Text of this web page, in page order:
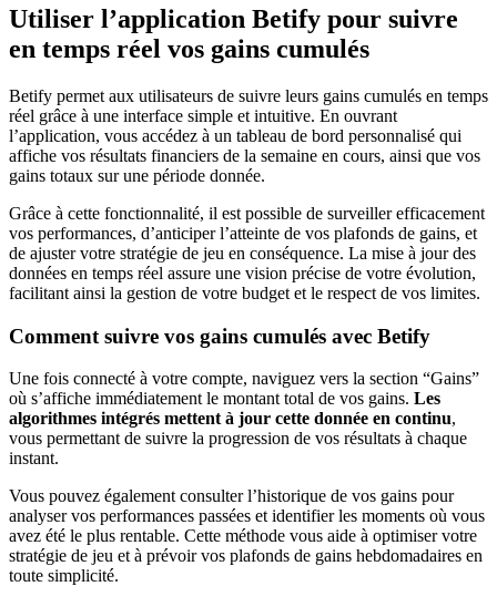
Utiliser l’application Betify pour suivre
en temps réel vos gains cumulés
Betify permet aux utilisateurs de suivre leurs gains cumulés en temps
réel grâce à une interface simple et intuitive. En ouvrant
l’application, vous accédez à un tableau de bord personnalisé qui
affiche vos résultats financiers de la semaine en cours, ainsi que vos
gains totaux sur une période donnée.
Grâce à cette fonctionnalité, il est possible de surveiller efficacement
vos performances, d’anticiper l’atteinte de vos plafonds de gains, et
de ajuster votre stratégie de jeu en conséquence. La mise à jour des
données en temps réel assure une vision précise de votre évolution,
facilitant ainsi la gestion de votre budget et le respect de vos limites.
Comment suivre vos gains cumulés avec Betify
Une fois connecté à votre compte, naviguez vers la section “Gains”
où s’affiche immédiatement le montant total de vos gains. Les
algorithmes intégrés mettent à jour cette donnée en continu,
vous permettant de suivre la progression de vos résultats à chaque
instant.
Vous pouvez également consulter l’historique de vos gains pour
analyser vos performances passées et identifier les moments où vous
avez été le plus rentable. Cette méthode vous aide à optimiser votre
stratégie de jeu et à prévoir vos plafonds de gains hebdomadaires en
toute simplicité.